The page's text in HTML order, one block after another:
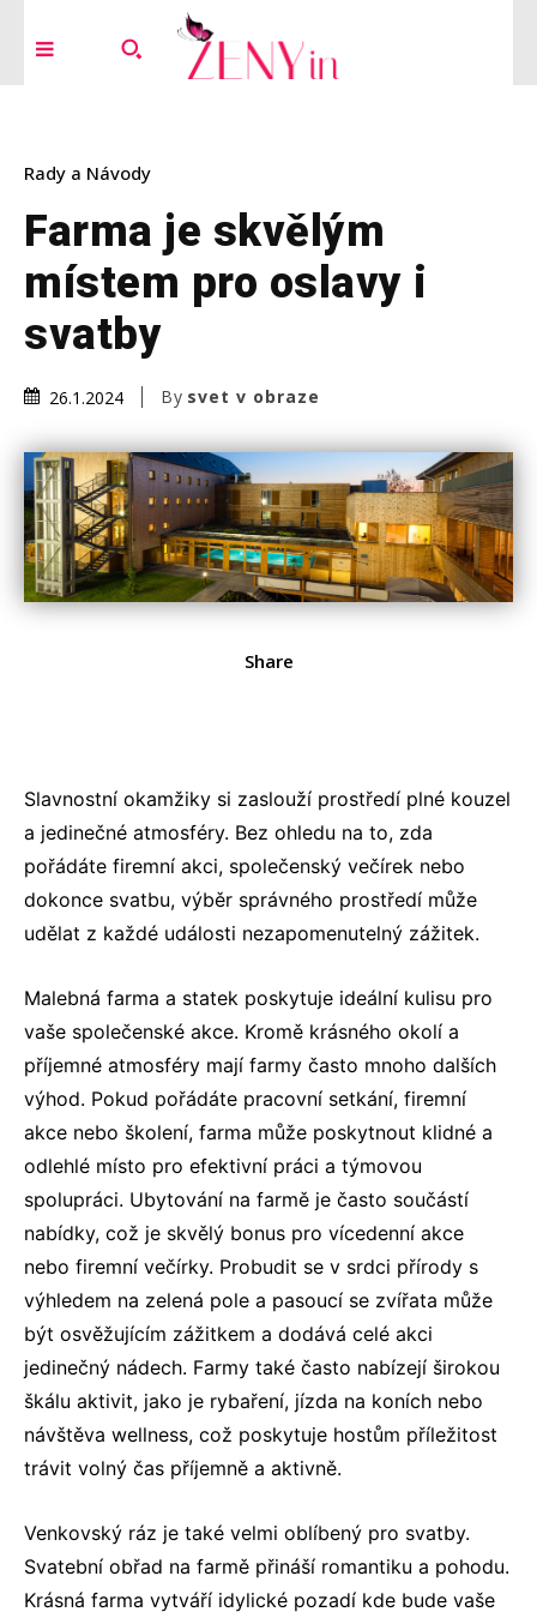
Rady a Návody
Farma je skvělým
místem pro oslavy i
svatby
26.1.2024 By svet v obraze
Share
Slavnostní okamžiky si zaslouží prostředí plné kouzel
a jedinečné atmosféry. Bez ohledu na to, zda
pořádáte firemní akci, společenský večírek nebo
dokonce svatbu, výběr správného prostředí může
udělat z každé události nezapomenutelný zážitek.
Malebná farma a statek poskytuje ideální kulisu pro
vaše společenské akce. Kromě krásného okolí a
příjemné atmosféry mají farmy často mnoho dalších
výhod. Pokud pořádáte pracovní setkání, firemní
akce nebo školení, farma může poskytnout klidné a
odlehlé místo pro efektivní práci a týmovou
spolupráci. Ubytování na farmě je často součástí
nabídky, což je skvělý bonus pro vícedenní akce
nebo firemní večírky. Probudit se v srdci přírody s
výhledem na zelená pole a pasoucí se zvířata může
být osvěžujícím zážitkem a dodává celé akci
jedinečný nádech. Farmy také často nabízejí širokou
škálu aktivit, jako je rybaření, jízda na koních nebo
návštěva wellness, což poskytuje hostům příležitost
trávit volný čas příjemně a aktivně.
Venkovský ráz je také velmi oblíbený pro svatby.
Svatební obřad na farmě přináší romantiku a pohodu.
Krásná farma vytváří idylické pozadí kde bude vaše